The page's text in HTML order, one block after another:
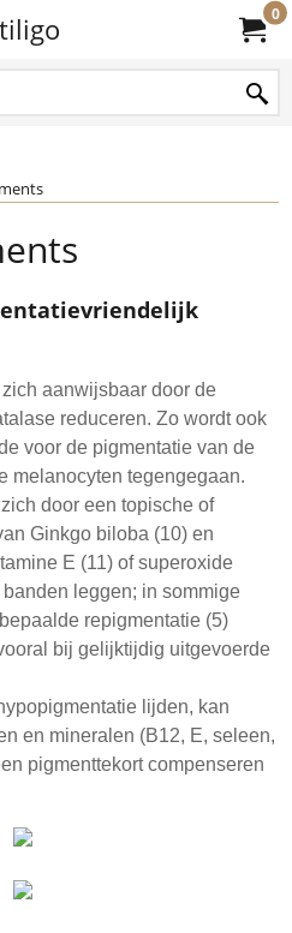
0
aanwijsbaar door de
reduceren. Zo wordt ook
voor de pigmentatie van de
melanocyten tegengegaan.
door een topische of
Ginkgo biloba (10) en
E (11) of superoxide
leggen; in sommige
repigmentatie (5)
bij gelijktijdig uitgevoerde
lijden, kan
en mineralen (B12, E, seleen,
pigmenttekort compenseren